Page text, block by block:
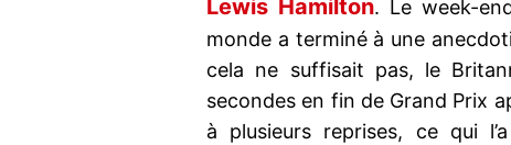
Lewis Hamilton. Le week-
monde a terminé à une
cela ne suffisait pas, le
secondes en fin de Grand Prix
à plusieurs reprises, ce qui